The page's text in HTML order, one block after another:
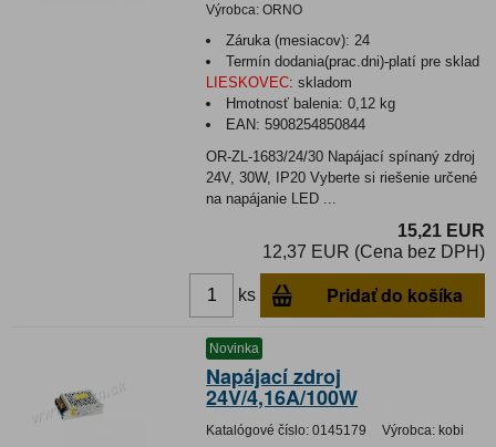
Výrobca: ORNO
Záruka (mesiacov): 24
Termín dodania(prac.dni)-platí pre sklad
LIESKOVEC: skladom
Hmotnosť balenia:0,12 kg
EAN:5908254850844
OR-ZL-1683/24/30 Napájací spínaný zdroj
24V, 30W, IP20 Vyberte si riešenie určené
na napájanie LED ...
15,21 EUR
12,37 EUR (Cena bez DPH)
ks Pridať do košíka
Novinka
Napájací zdroj
24V/4,16A/100W
Katalógové číslo: 0145179 Výrobca: kobi